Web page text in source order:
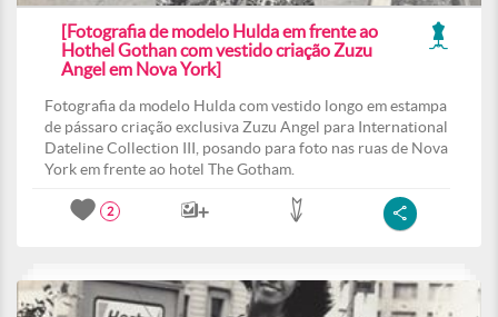
[Fotografia de modelo Hulda em frente ao
Hothel Gothan com vestido criação Zuzu
Angel em Nova York]
Fotografia da modelo Hulda com vestido longo em estampa
de pássaro criação exclusiva Zuzu Angel para International
Dateline Collection III, posando para foto nas ruas de Nova
York em frente ao hotel The Gotham.
2